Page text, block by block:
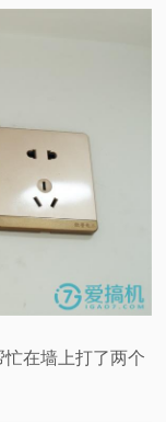
在墙上打了两个